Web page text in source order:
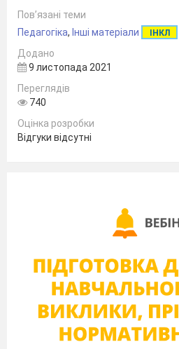
Пов’язані теми
Педагогіка, Інші матеріали ІНКЛ
Додано
9 листопада 2021
Переглядів
740
Оцінка розробки
Відгуки відсутні